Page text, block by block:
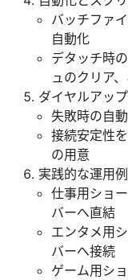
バッチファ
自動化
デタッチ時
ュのクリア
ダイヤルアッ
失敗時の自
接続安定性
の用意
実践的な運用例
仕事用ショ
バーへ直結
エンタメ用
バーへ接続
ゲーム用シ